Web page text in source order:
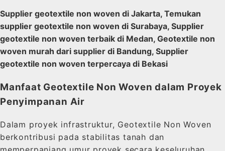
Supplier geotextile non woven di Jakarta, Temukan
supplier geotextile non woven di Surabaya, Supplier
geotextile non woven terbaik di Medan, Geotextile non
woven murah dari supplier di Bandung, Supplier
geotextile non woven terpercaya di Bekasi
Manfaat Geotextile Non Woven dalam Proyek
Penyimpanan Air
Dalam proyek infrastruktur, Geotextile Non Woven
berkontribusi pada stabilitas tanah dan